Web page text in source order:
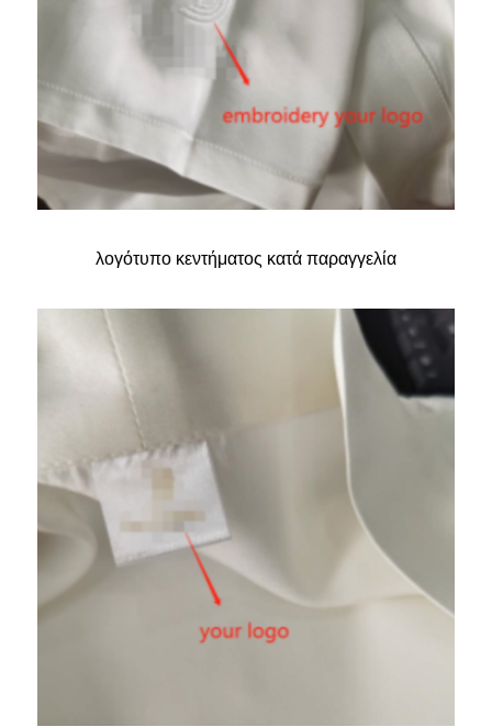
λογότυπο κεντήματος κατά παραγγελία